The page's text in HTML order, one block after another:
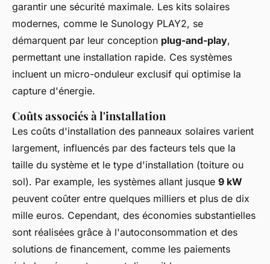
garantir une sécurité maximale. Les kits solaires
modernes, comme le Sunology PLAY2, se
démarquent par leur conception plug-and-play,
permettant une installation rapide. Ces systèmes
incluent un micro-onduleur exclusif qui optimise la
capture d'énergie.
Coûts associés à l'installation
Les coûts d'installation des panneaux solaires varient
largement, influencés par des facteurs tels que la
taille du système et le type d'installation (toiture ou
sol). Par example, les systèmes allant jusque 9 kW
peuvent coûter entre quelques milliers et plus de dix
mille euros. Cependant, des économies substantielles
sont réalisées grâce à l'autoconsommation et des
solutions de financement, comme les paiements